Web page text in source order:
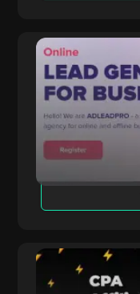
ADLEAD.PRO
với các
tối ưu.